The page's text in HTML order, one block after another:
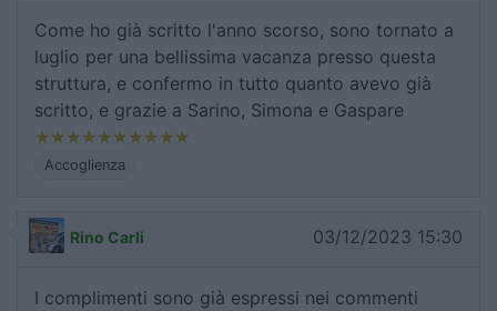
Come ho già scritto l'anno scorso, sono tornato a
luglio per una bellissima vacanza presso questa
struttura, e confermo in tutto quanto avevo già
scritto, e grazie a Sarino, Simona e Gaspare
Accoglienza
Rino Carli 03/12/2023 15:30
I complimenti sono già espressi nei commenti